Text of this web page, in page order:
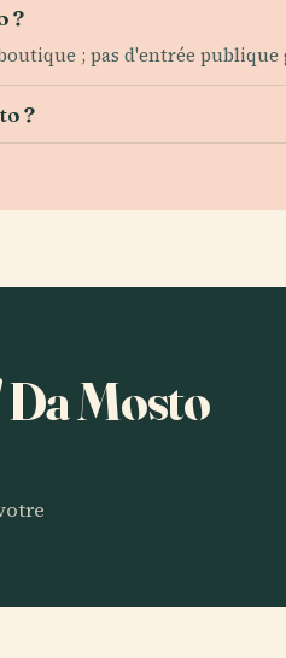
?
; pas d'entrée publique
?
Mosto